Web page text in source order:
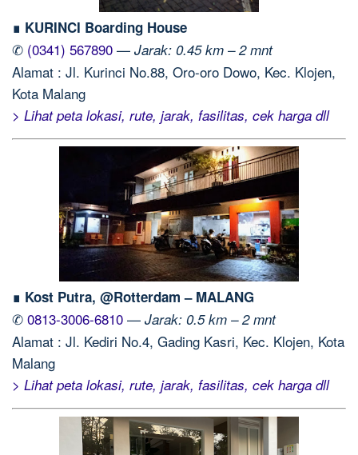
∎ KURINCI Boarding House
✆ (0341) 567890 — Jarak: 0.45 km – 2 mnt
Alamat : Jl. Kurinci No.88, Oro-oro Dowo, Kec. Klojen,
Kota Malang
> Lihat peta lokasi, rute, jarak, fasilitas, cek harga dll
∎ Kost Putra, @Rotterdam – MALANG
✆ 0813-3006-6810 — Jarak: 0.5 km – 2 mnt
Alamat : Jl. Kediri No.4, Gading Kasri, Kec. Klojen, Kota
Malang
> Lihat peta lokasi, rute, jarak, fasilitas, cek harga dll